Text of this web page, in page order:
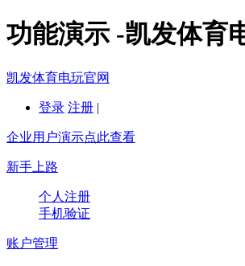
功能演示 -凯发体育
凯发体育电玩官网
登录 注册 |
企业用户演示点此查看
新手上路
个人注册
手机验证
账户管理